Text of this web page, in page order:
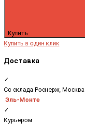
Купить
Купить в один клик
Доставка
✓
Со склада Роснерж, Москва
Эль-Монте
✓
Курьером